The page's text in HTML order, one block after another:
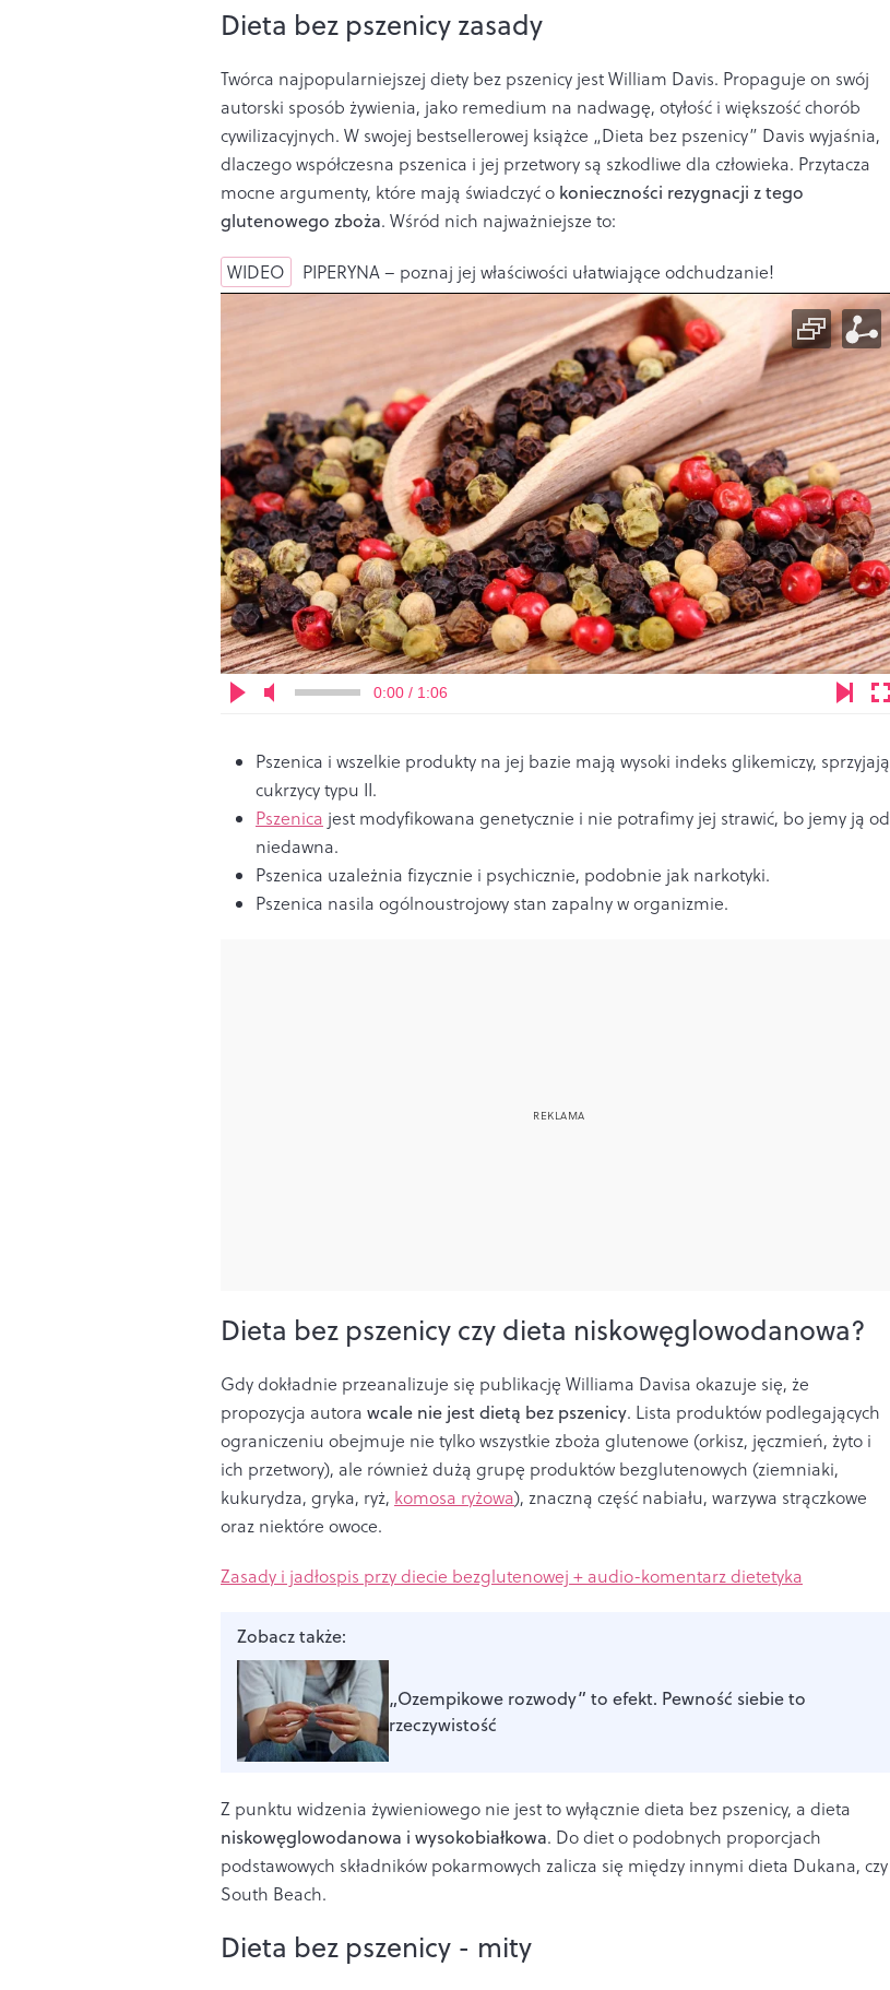
Dieta bez pszenicy zasady
Twórca najpopularniejszej diety bez pszenicy jest William Davis. Propaguje on swój
autorski sposób żywienia, jako remedium na nadwagę, otyłość i większość chorób
cywilizacyjnych. W swojej bestsellerowej książce „Dieta bez pszenicy” Davis wyjaśnia,
dlaczego współczesna pszenica i jej przetwory są szkodliwe dla człowieka. Przytacza
mocne argumenty, które mają świadczyć o konieczności rezygnacji z tego
glutenowego zboża. Wśród nich najważniejsze to:
WIDEO PIPERYNA – poznaj jej właściwości ułatwiające odchudzanie!
0:00 / 1:06
Pszenica i wszelkie produkty na jej bazie mają wysoki indeks glikemiczy, sprzyjają
cukrzycy typu II.
Pszenica jest modyfikowana genetycznie i nie potrafimy jej strawić, bo jemy ją od
niedawna.
Pszenica uzależnia fizycznie i psychicznie, podobnie jak narkotyki.
Pszenica nasila ogólnoustrojowy stan zapalny w organizmie.
Dieta bez pszenicy czy dieta niskowęglowodanowa?
Gdy dokładnie przeanalizuje się publikację Williama Davisa okazuje się, że
propozycja autora wcale nie jest dietą bez pszenicy. Lista produktów podlegających
ograniczeniu obejmuje nie tylko wszystkie zboża glutenowe (orkisz, jęczmień, żyto i
ich przetwory), ale również dużą grupę produktów bezglutenowych (ziemniaki,
kukurydza, gryka, ryż, komosa ryżowa), znaczną część nabiału, warzywa strączkowe
oraz niektóre owoce.
Zasady i jadłospis przy diecie bezglutenowej + audio-komentarz dietetyka
Zobacz także:
„Ozempikowe rozwody” to efekt. Pewność siebie to
rzeczywistość
Z punktu widzenia żywieniowego nie jest to wyłącznie dieta bez pszenicy, a dieta
niskowęglowodanowa i wysokobiałkowa. Do diet o podobnych proporcjach
podstawowych składników pokarmowych zalicza się między innymi dieta Dukana, czy
South Beach.
Dieta bez pszenicy - mity